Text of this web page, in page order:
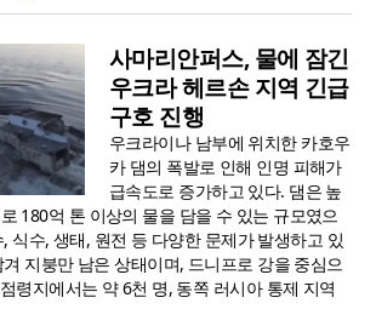
사마리안퍼스, 물에 잠긴
우크라 헤르손 지역 긴급
구호 진행
우크라이나 남부에 위치한 카호우
카 댐의 폭발로 인해 인명 피해가
급속도로 증가하고 있다. 댐은 높
180억 톤 이상의 물을 담을 수 있는 규모였으
식수, 생태, 원전 등 다양한 문제가 발생하고 있
지붕만 남은 상태이며, 드니프로 강을 중심으
령지에서는 약 6천 명, 동쪽 러시아 통제 지역